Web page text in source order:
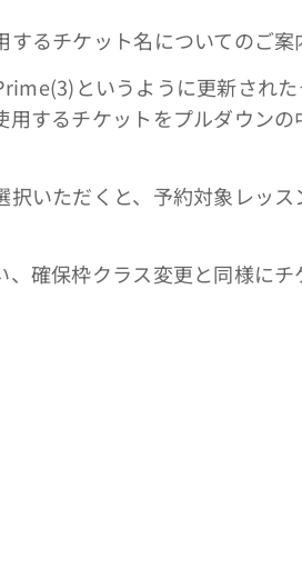
るチケット名についてのご案
というように更新され
するチケットをプルダウンの
いただくと、予約対象レッス
確保枠クラス変更と同様に